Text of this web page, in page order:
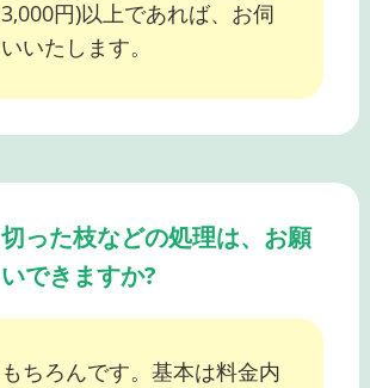
3,000円)以上であれば、お伺
いいたします。
切った枝などの処理は、お願
いできますか?
もちろんです。基本は料金内